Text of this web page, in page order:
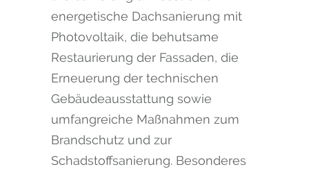
energetische Dachsanierung mit
Photovoltaik, die behutsame
Restaurierung der Fassaden, die
Erneuerung der technischen
Gebäudeausstattung sowie
umfangreiche Maßnahmen zum
Brandschutz und zur
Schadstoffsanierung. Besonderes